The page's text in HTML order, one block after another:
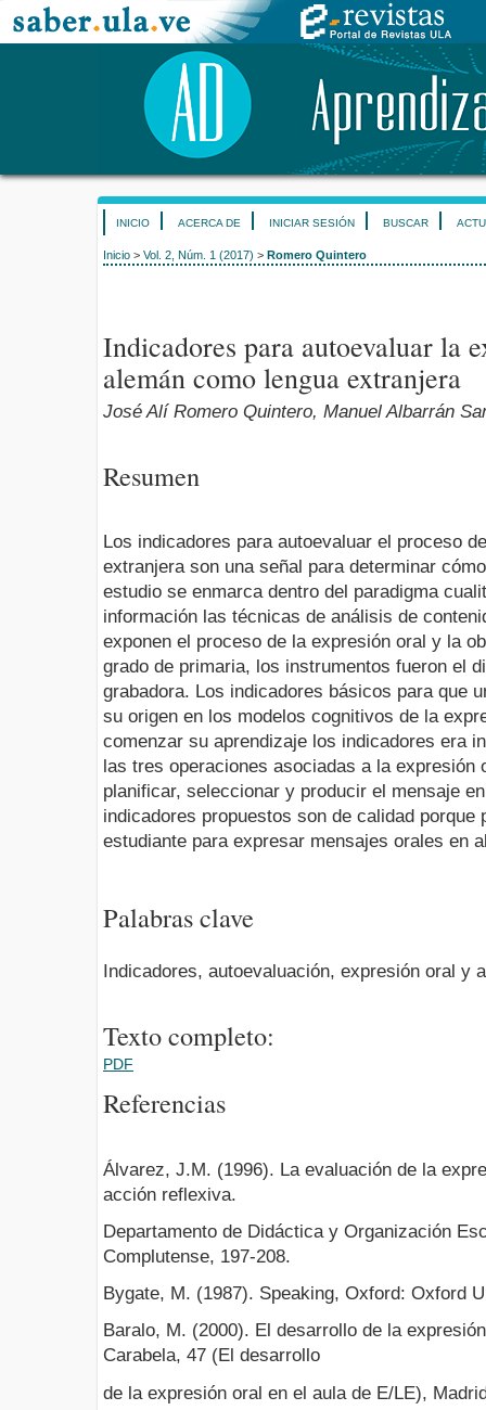
INICIO ACERCA DE INICIAR SESIÓN BUSCAR
Inicio > Vol. 2, Núm. 1 (2017) > Romero Quintero
Indicadores para autoevaluar la
alemán como lengua extranjera
José Alí Romero Quintero, Manuel Albarrán
Resumen
Los indicadores para autoevaluar el proceso
extranjera son una señal para determinar
estudio se enmarca dentro del paradigma
información las técnicas de análisis de
exponen el proceso de la expresión oral y la
grado de primaria, los instrumentos fueron el
grabadora. Los indicadores básicos para que
su origen en los modelos cognitivos de la
comenzar su aprendizaje los indicadores era
las tres operaciones asociadas a la expresión
planificar, seleccionar y producir el mensaje
indicadores propuestos son de calidad porque
estudiante para expresar mensajes orales en
Palabras clave
Indicadores, autoevaluación, expresión oral y
Texto completo:
PDF
Referencias
Álvarez, J.M. (1996). La evaluación de la
acción reflexiva.
Departamento de Didáctica y Organización
Complutense, 197-208.
Bygate, M. (1987). Speaking, Oxford: Oxford
Baralo, M. (2000). El desarrollo de la
Carabela, 47 (El desarrollo
de la expresión oral en el aula de E/LE),